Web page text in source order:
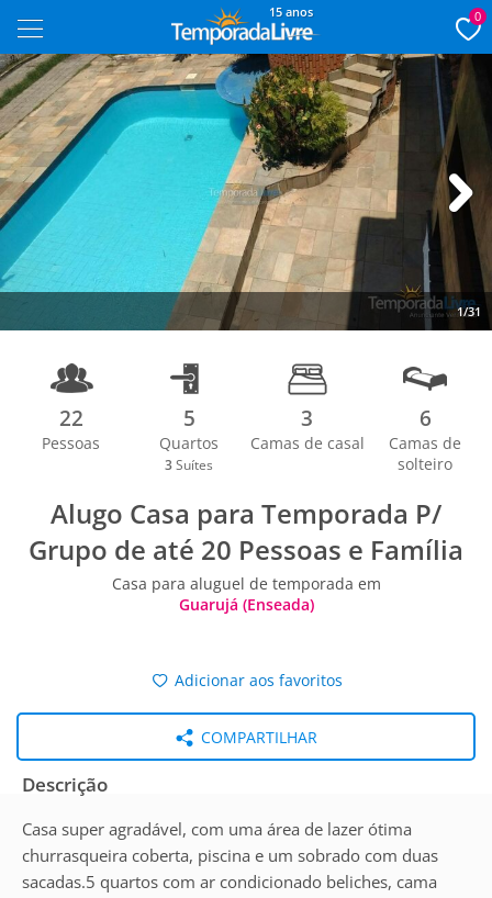
15 anos 0
1/31
Next
22
Pessoas
5
Quartos
3 Suítes
3
Camas de casal
6
Camas de
solteiro
Alugo Casa para Temporada P/
Grupo de até 20 Pessoas e Família
Casa para aluguel de temporada em
Guarujá (Enseada)
Adicionar aos favoritos
COMPARTILHAR
Descrição
Casa super agradável, com uma área de lazer ótima
churrasqueira coberta, piscina e um sobrado com duas
sacadas.5 quartos com ar condicionado beliches, cama